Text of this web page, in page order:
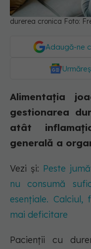
durerea cronica Foto:
Adaugă-ne
Alimentația
gestionarea
atât
generală a
Vezi și: Peste
nu consumă
esențiale.
mai deficitare
Pacienții cu